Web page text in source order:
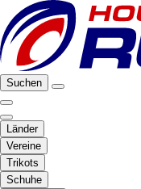
Suchen
Länder
Vereine
Trikots
Schuhe